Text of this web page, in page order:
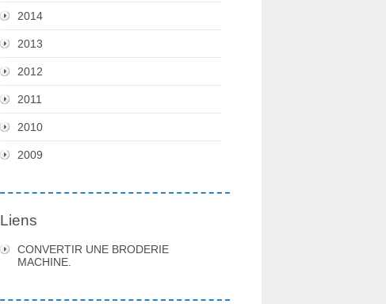
2014
2013
2012
2011
2010
2009
Liens
CONVERTIR UNE BRODERIE
MACHINE.